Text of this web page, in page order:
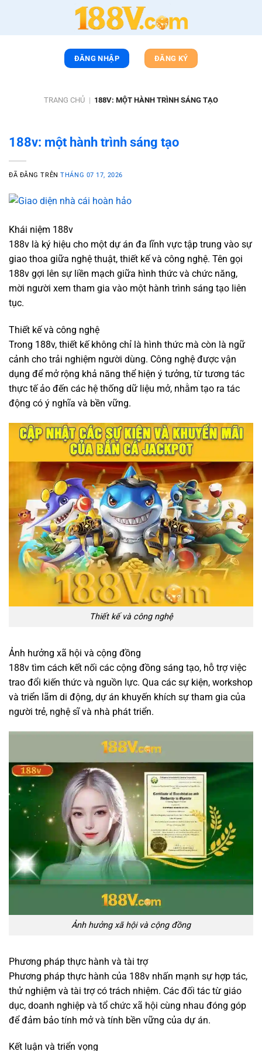
nội
ĐĂNG NHẬP ĐĂNG KÝ
TRANG CHỦ | 188V: MỘT HÀNH TRÌNH SÁNG TẠO
188v: một hành trình sáng tạo
ĐÃ ĐĂNG TRÊNTHÁNG 07 17, 2026
Khái niệm 188v
188v là ký hiệu cho một dự án đa lĩnh vực tập trung vào sự
giao thoa giữa nghệ thuật, thiết kế và công nghệ. Tên gọi
188v gợi lên sự liền mạch giữa hình thức và chức năng,
mời người xem tham gia vào một hành trình sáng tạo liên
tục.
Thiết kế và công nghệ
Trong 188v, thiết kế không chỉ là hình thức mà còn là ngữ
cảnh cho trải nghiệm người dùng. Công nghệ được vận
dụng để mở rộng khả năng thể hiện ý tưởng, từ tương tác
thực tế ảo đến các hệ thống dữ liệu mở, nhằm tạo ra tác
động có ý nghĩa và bền vững.
Thiết kế và công nghệ
Ảnh hưởng xã hội và cộng đồng
188v tìm cách kết nối các cộng đồng sáng tạo, hỗ trợ việc
trao đổi kiến thức và nguồn lực. Qua các sự kiện, workshop
và triển lãm di động, dự án khuyến khích sự tham gia của
người trẻ, nghệ sĩ và nhà phát triển.
Ảnh hưởng xã hội và cộng đồng
Phương pháp thực hành và tài trợ
Phương pháp thực hành của 188v nhấn mạnh sự hợp tác,
thử nghiệm và tài trợ có trách nhiệm. Các đối tác từ giáo
dục, doanh nghiệp và tổ chức xã hội cùng nhau đóng góp
để đảm bảo tính mở và tính bền vững của dự án.
Kết luận và triển vọng